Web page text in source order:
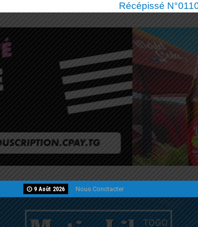
Récépissé
9 Août 2026 Nous Conctacter